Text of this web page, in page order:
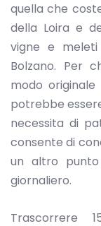
quella che
della Loira e
vigne e meleti
Bolzano. Per
modo
potrebbe
necessita di
consente di
un altro
giornaliero.
Trascorrere